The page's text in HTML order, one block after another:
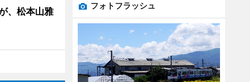
、松本山雅
フォトフラッシュ